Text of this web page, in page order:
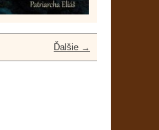
Ďalšie →